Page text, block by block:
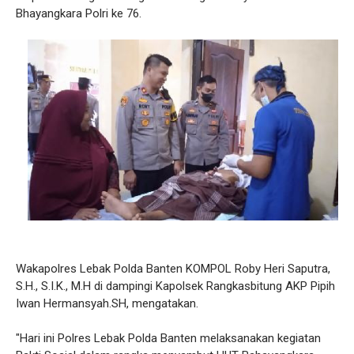
Bhayangkara Polri ke 76.
Wakapolres Lebak Polda Banten KOMPOL Roby Heri Saputra,
S.H., S.I.K., M.H di dampingi Kapolsek Rangkasbitung AKP Pipih
Iwan Hermansyah.SH, mengatakan.
"Hari ini Polres Lebak Polda Banten melaksanakan kegiatan